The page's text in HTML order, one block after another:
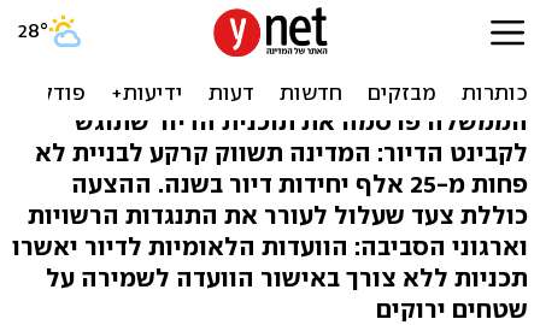
תוכנית הדיור: תכנון 80 אלף
דירות עד סוף 2014
הממשלה פרסמה את תוכנית הדיור שתוגש
לקבינט הדיור: המדינה תשווק קרקע לבניית לא
פחות מ-25 אלף יחידות דיור בשנה. ההצעה
כוללת צעד שעלול לעורר את התנגדות הרשויות
וארגוני הסביבה: הוועדות הלאומיות לדיור יאשרו
תכניות ללא צורך באישור הוועדה לשמירה על
שטחים ירוקים